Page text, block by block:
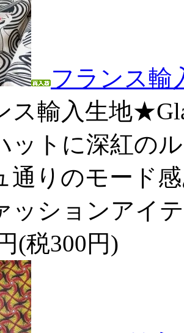
フランス
ス輸入生地
ットに深紅の
通りのモード
ッションアイ
(税300円)